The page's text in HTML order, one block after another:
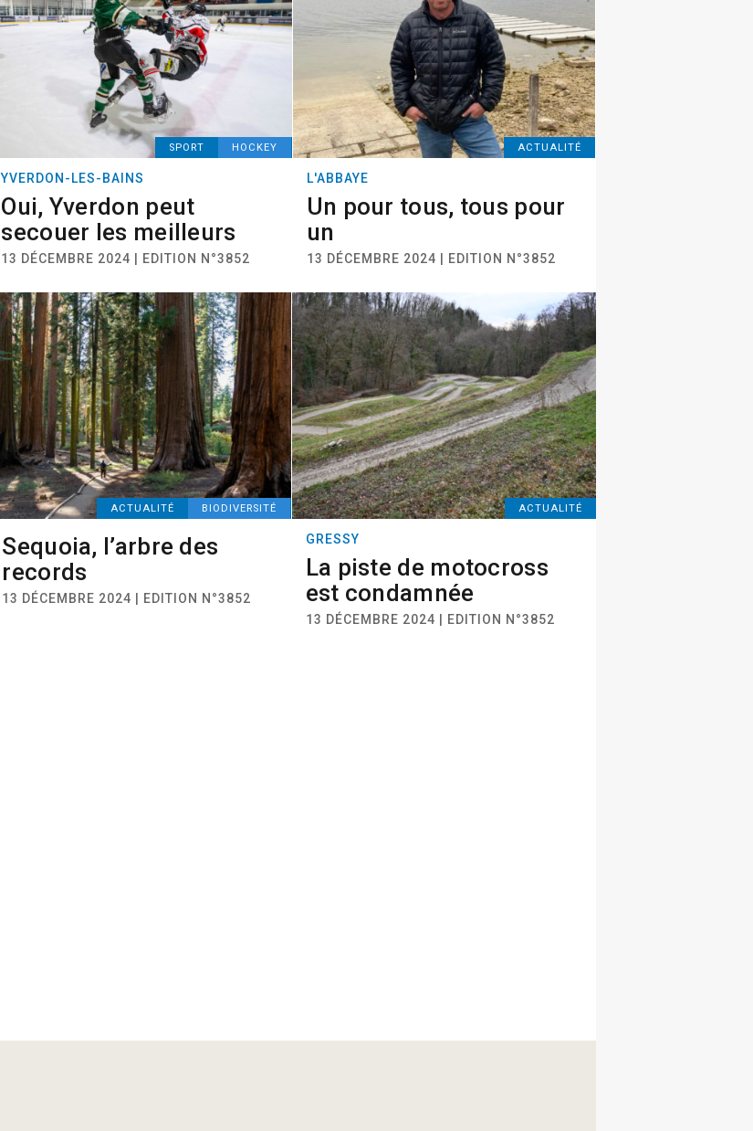
SPORT HOCKEY
YVERDON-LES-BAINS
Oui, Yverdon peut
secouer les meilleurs
13 DÉCEMBRE 2024 | EDITION N°3852
ACTUALITÉ
L'ABBAYE
Un pour tous, tous pour
un
13 DÉCEMBRE 2024 | EDITION N°3852
ACTUALITÉ BIODIVERSITÉ
Sequoia, l’arbre des
records
13 DÉCEMBRE 2024 | EDITION N°3852
ACTUALITÉ
GRESSY
La piste de motocross
est condamnée
13 DÉCEMBRE 2024 | EDITION N°3852